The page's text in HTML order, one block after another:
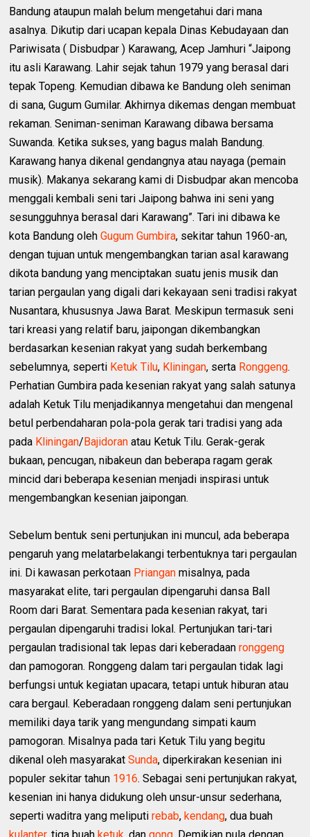
Bandung ataupun malah belum mengetahui dari mana
asalnya. Dikutip dari ucapan kepala Dinas Kebudayaan dan
Pariwisata ( Disbudpar ) Karawang, Acep Jamhuri “Jaipong
itu asli Karawang. Lahir sejak tahun 1979 yang berasal dari
tepak Topeng. Kemudian dibawa ke Bandung oleh seniman
di sana, Gugum Gumilar. Akhirnya dikemas dengan membuat
rekaman. Seniman-seniman Karawang dibawa bersama
Suwanda. Ketika sukses, yang bagus malah Bandung.
Karawang hanya dikenal gendangnya atau nayaga (pemain
musik). Makanya sekarang kami di Disbudpar akan mencoba
menggali kembali seni tari Jaipong bahwa ini seni yang
sesungguhnya berasal dari Karawang”. Tari ini dibawa ke
kota Bandung olehGugum Gumbira, sekitar tahun 1960-an,
dengan tujuan untuk mengembangkan tarian asal karawang
dikota bandung yang menciptakan suatu jenis musik dan
tarian pergaulan yang digali dari kekayaan seni tradisi rakyat
Nusantara, khususnya Jawa Barat. Meskipun termasuk seni
tari kreasi yang relatif baru, jaipongan dikembangkan
berdasarkan kesenian rakyat yang sudah berkembang
sebelumnya, seperti Ketuk Tilu, Kliningan, serta Ronggeng.
Perhatian Gumbira pada kesenian rakyat yang salah satunya
adalah Ketuk Tilu menjadikannya mengetahui dan mengenal
betul perbendaharan pola-pola gerak tari tradisi yang ada
pada Kliningan/Bajidoran atau Ketuk Tilu. Gerak-gerak
bukaan, pencugan, nibakeun dan beberapa ragam gerak
mincid dari beberapa kesenian menjadi inspirasi untuk
mengembangkan kesenian jaipongan.
Sebelum bentuk seni pertunjukan ini muncul, ada beberapa
pengaruh yang melatarbelakangi terbentuknya tari pergaulan
ini. Di kawasan perkotaan Priangan misalnya, pada
masyarakat elite, tari pergaulan dipengaruhi dansa Ball
Room dari Barat. Sementara pada kesenian rakyat, tari
pergaulan dipengaruhi tradisi lokal. Pertunjukan tari-tari
pergaulan tradisional tak lepas dari keberadaanronggeng
dan pamogoran. Ronggeng dalam tari pergaulan tidak lagi
berfungsi untuk kegiatan upacara, tetapi untuk hiburan atau
cara bergaul. Keberadaan ronggeng dalam seni pertunjukan
memiliki daya tarik yang mengundang simpati kaum
pamogoran. Misalnya pada tari Ketuk Tilu yang begitu
dikenal oleh masyarakatSunda, diperkirakan kesenian ini
populer sekitar tahun 1916. Sebagai seni pertunjukan rakyat,
kesenian ini hanya didukung oleh unsur-unsur sederhana,
seperti waditra yang meliputirebab,kendang, dua buah